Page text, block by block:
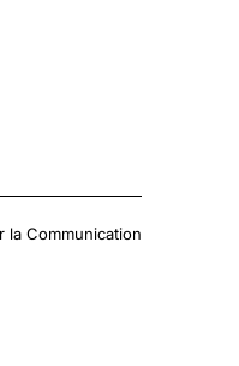
Communication